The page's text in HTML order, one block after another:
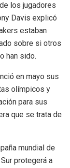
los jugadores
Davis explicó
estaban
sobre si otros
han sido.
en mayo sus
olímpicos y
para sus
que se trata de
mundial de
protegerá a